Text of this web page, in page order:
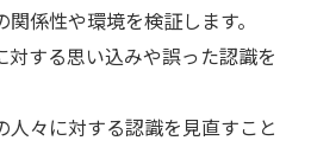
係性や環境を検証します。
対する思い込みや誤った認識を
々に対する認識を見直すこと